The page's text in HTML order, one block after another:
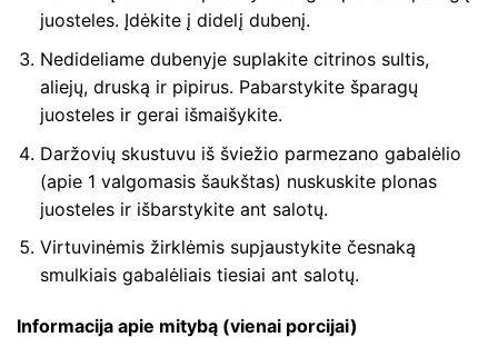
juosteles. Įdėkite į didelį dubenį.
Nedideliame dubenyje suplakite citrinos sultis,
aliejų, druską ir pipirus. Pabarstykite šparagų
juosteles ir gerai išmaišykite.
Daržovių skustuvu iš šviežio parmezano gabalėlio
(apie 1 valgomasis šaukštas) nuskuskite plonas
juosteles ir išbarstykite ant salotų.
Virtuvinėmis žirklėmis supjaustykite česnaką
smulkiais gabalėliais tiesiai ant salotų.
Informacija apie mitybą (vienai porcijai)